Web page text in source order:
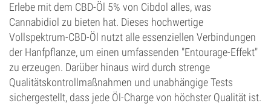
Erlebe mit dem CBD-Öl 5% von Cibdol alles, was
Cannabidiol zu bieten hat. Dieses hochwertige
Vollspektrum-CBD-Öl nutzt alle essenziellen Verbindungen
der Hanfpflanze, um einen umfassenden "Entourage-Effekt"
zu erzeugen. Darüber hinaus wird durch strenge
Qualitätskontrollmaßnahmen und unabhängige Tests
sichergestellt, dass jede Öl-Charge von höchster Qualität ist.